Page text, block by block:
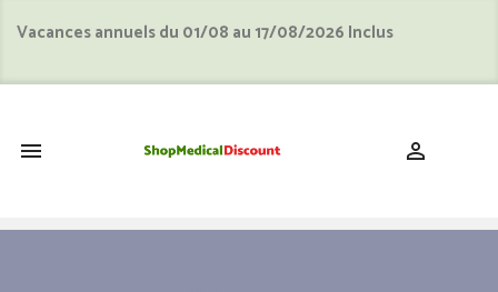
Vacances annuels du 01/08 au 17/08/2026 Inclus
 